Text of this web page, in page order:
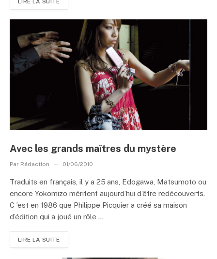
Avec les grands maîtres du mystère
Par Rédaction 01/06/2010
Traduits en français, il y a 25 ans, Edogawa, Matsumoto ou
encore Yokomizo méritent aujourd’hui d’être redécouverts.
C ’est en 1986 que Philippe Picquier a créé sa maison
d’édition qui a joué un rôle ...
LIRE LA SUITE